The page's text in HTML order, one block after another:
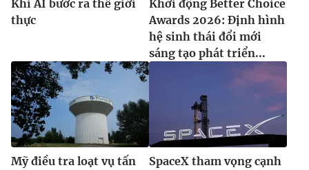
Khi AI bước ra thế giới
thực
Khởi động Better Choice
Awards 2026: Định hình
hệ sinh thái đổi mới
sáng tạo phát triển...
Mỹ điều tra loạt vụ tấn
SpaceX tham vọng cạnh